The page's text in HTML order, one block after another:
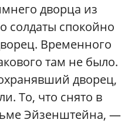
дворца из
солдаты спокойно
Временного
там не было.
дворец,
То, что снято в
Эйзенштейна, —